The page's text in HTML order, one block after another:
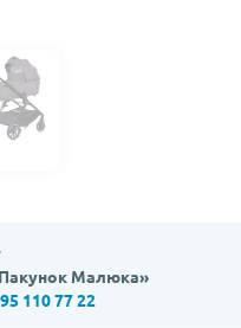
Малюка»
110 77 22